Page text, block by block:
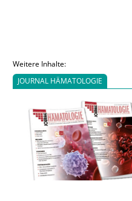
Weitere Inhalte:
JOURNAL HÄMATOLOGIE